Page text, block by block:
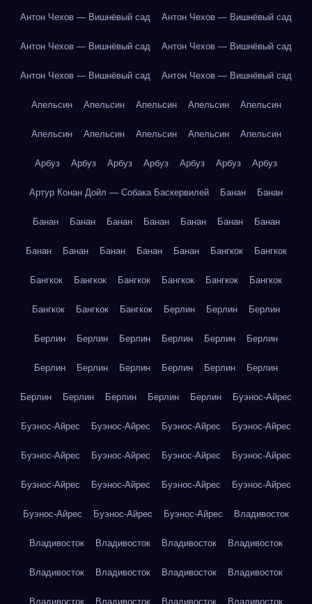
Антон Чехов — Вишнёвый сад Антон Чехов — Вишнёвый сад
Антон Чехов — Вишнёвый сад Антон Чехов — Вишнёвый сад
Антон Чехов — Вишнёвый сад Антон Чехов — Вишнёвый сад
Апельсин Апельсин Апельсин Апельсин Апельсин
Апельсин Апельсин Апельсин Апельсин Апельсин
Арбуз Арбуз Арбуз Арбуз Арбуз Арбуз Арбуз
Артур Конан Дойл — Собака Баскервилей Банан Банан
Банан Банан Банан Банан Банан Банан Банан
Банан Банан Банан Банан Банан Бангкок Бангкок
Бангкок Бангкок Бангкок Бангкок Бангкок Бангкок
Бангкок Бангкок Бангкок Берлин Берлин Берлин
Берлин Берлин Берлин Берлин Берлин Берлин
Берлин Берлин Берлин Берлин Берлин Берлин
Берлин Берлин Берлин Берлин Берлин Буэнос-Айрес
Буэнос-Айрес Буэнос-Айрес Буэнос-Айрес Буэнос-Айрес
Буэнос-Айрес Буэнос-Айрес Буэнос-Айрес Буэнос-Айрес
Буэнос-Айрес Буэнос-Айрес Буэнос-Айрес Буэнос-Айрес
Буэнос-Айрес Буэнос-Айрес Буэнос-Айрес Владивосток
Владивосток Владивосток Владивосток Владивосток
Владивосток Владивосток Владивосток Владивосток
Владивосток Владивосток Владивосток Владивосток